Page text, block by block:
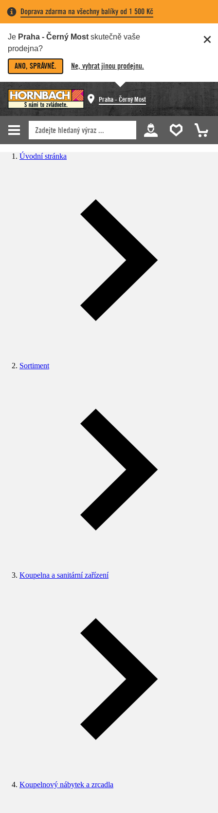
Doprava zdarma na všechny balíky od 1 500 Kč
Je Praha - Černý Most skutečně vaše
prodejna?
ANO, SPRÁVNĚ. Ne, vybrat jinou prodejnu.
Praha - Černý Most
Úvodní stránka
Sortiment
Koupelna a sanitární zařízení
Koupelnový nábytek a zrcadla